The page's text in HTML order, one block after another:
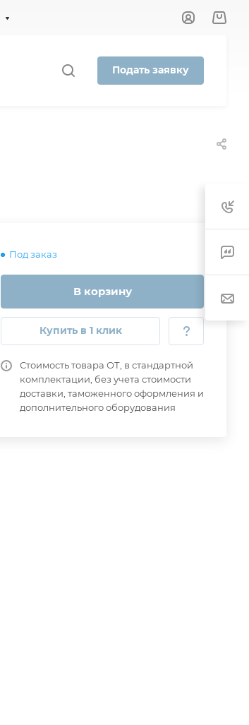
Подать заявку
Под заказ
В корзину
Купить в 1 клик
Стоимость товара ОТ, в стандартной
комплектации, без учета стоимости
доставки, таможенного оформления и
дополнительного оборудования